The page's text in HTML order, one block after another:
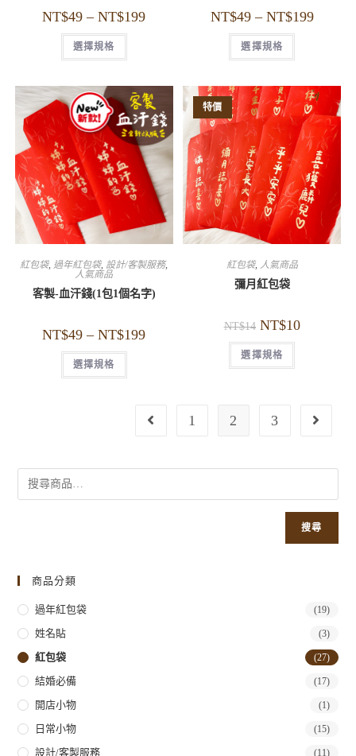
NT$49 –NT$199
選擇規格
NT$49– NT$199
選擇規格
紅包袋, 過年紅包袋, 設計/客製服務,
人氣商品
客製-血汗錢(1包1個名字)
NT$49 –NT$199
選擇規格
特價
紅包袋, 人氣商品
彌月紅包袋
NT$14 NT$10
選擇規格
1 2 3
搜尋
商品分類
過年紅包袋 (19)
姓名貼 (3)
紅包袋 (27)
結婚必備 (17)
開店小物 (1)
日常小物 (15)
設計/客製服務 (11)